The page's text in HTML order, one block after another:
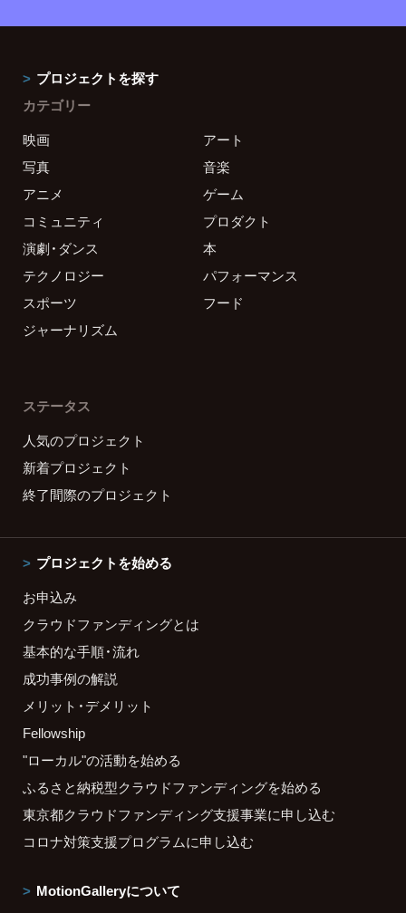
プロジェクトを探す
カテゴリー
映画
アート
写真
音楽
アニメ
ゲーム
コミュニティ
プロダクト
演劇・ダンス
本
テクノロジー
パフォーマンス
スポーツ
フード
ジャーナリズム
ステータス
人気のプロジェクト
新着プロジェクト
終了間際のプロジェクト
プロジェクトを始める
お申込み
クラウドファンディングとは
基本的な手順・流れ
成功事例の解説
メリット・デメリット
Fellowship
"ローカル"の活動を始める
ふるさと納税型クラウドファンディングを始める
東京都クラウドファンディング支援事業に申し込む
コロナ対策支援プログラムに申し込む
MotionGalleryについて